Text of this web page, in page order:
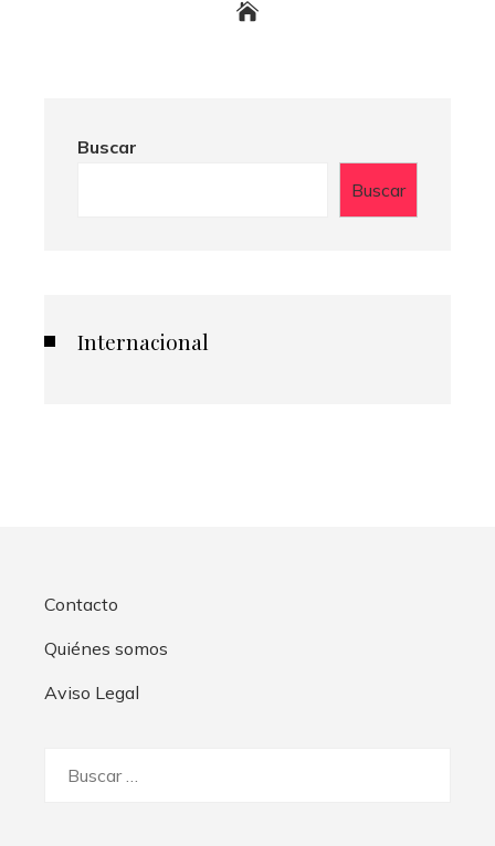
Buscar
Buscar
Internacional
Contacto
Quiénes somos
Aviso Legal